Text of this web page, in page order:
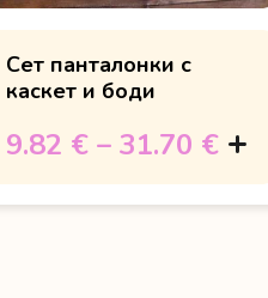
Сет панталонки с
каскет и боди
9.82 € – 31.70 €